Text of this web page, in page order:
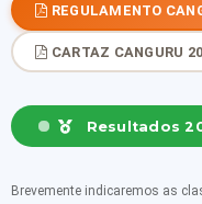
REGULAMENTO
CARTAZ CANGURU
Resultados
Brevemente indicaremos as